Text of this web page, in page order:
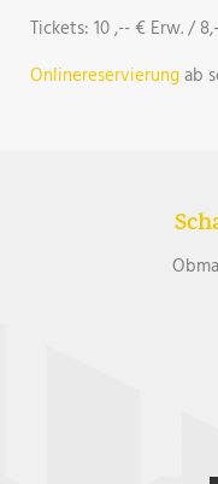
Tickets: 10 ,-- € Erw. /
Onlinereservierungab